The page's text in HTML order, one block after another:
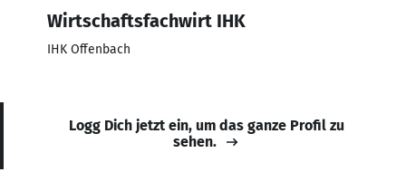
Wirtschaftsfachwirt IHK
IHK Offenbach
Logg Dich jetzt ein, um das ganze Profil zu
sehen.